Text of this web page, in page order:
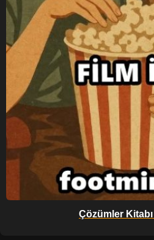
Çözümler